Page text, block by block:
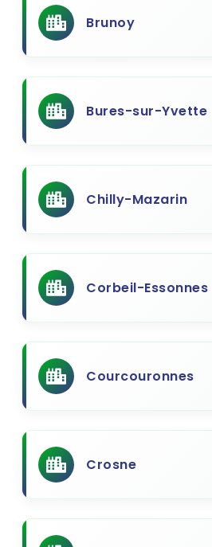
Brunoy
Bures-sur-Yvette
Chilly-Mazarin
Corbeil-Essonnes
Courcouronnes
Crosne